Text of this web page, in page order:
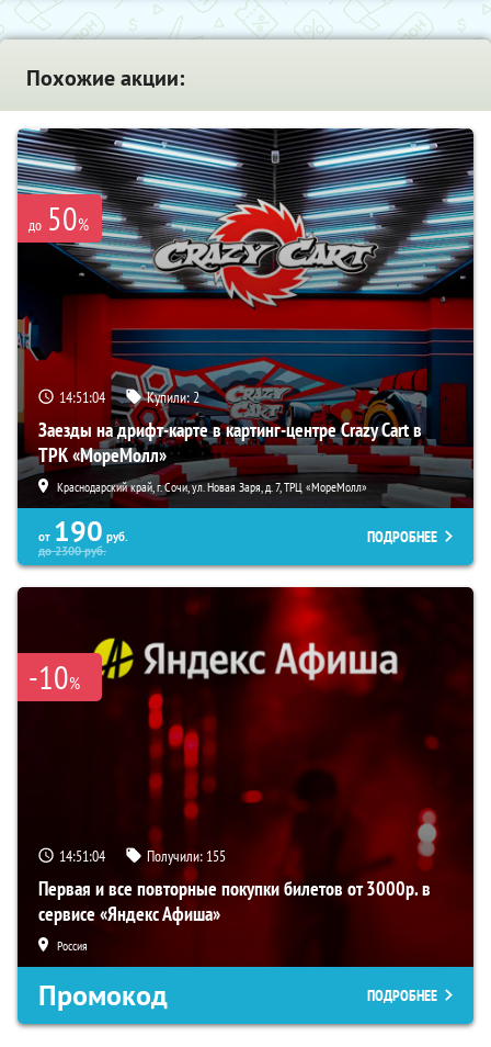
Похожие акции:
до 50%
14:51:04 Купили:2
Заезды на дрифт-карте в картинг-центре Crazy Cart в
ТРК «МореМолл»
Краснодарский край, г. Сочи, ул. Новая Заря, д. 7, ТРЦ «МореМолл»
от 190 руб.
до2300руб.
ПОДРОБНЕЕ
-10%
14:51:04 Получили: 155
Первая и все повторные покупки билетов от 3000р. в
сервисе «Яндекс Афиша»
Россия
Промокод ПОДРОБНЕЕ